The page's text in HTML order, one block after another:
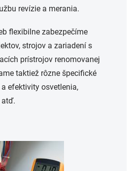
revízie a merania.
flexibilne zabezpečíme
strojov a zariadení s
prístrojov renomovanej
taktiež rôzne špecifické
efektivity osvetlenia,